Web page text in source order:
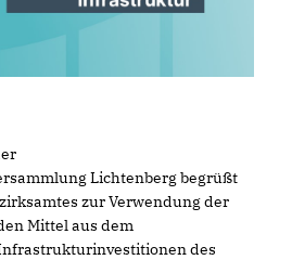
Lichtenberg begrüßt
zur Verwendung der
Mittel aus dem
des